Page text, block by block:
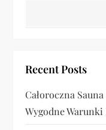
i
s
u
Recent Posts
Całoroczna
Wygodne